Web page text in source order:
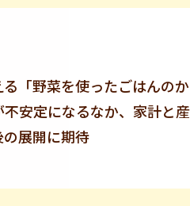
「野菜を使ったごはんの
安定になるなか、家計と
展開に期待